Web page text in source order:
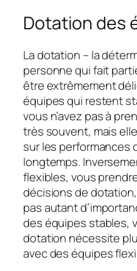
Dotation des
La dotation – la
personne qui fait
être extrêmement
équipes qui restent
vous n’avez pas à
très souvent, mais
sur les performances
longtemps.
flexibles, vous
décisions de dotation,
pas autant
des équipes stables,
dotation nécessite
avec des équipes